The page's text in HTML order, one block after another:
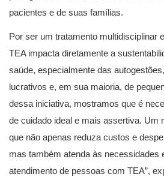
pacientes e de suas famílias.
Por ser um tratamento multidisciplinar
TEA impacta diretamente a
saúde, especialmente das
lucrativos e, em sua maioria, de
dessa iniciativa, mostramos que é
de cuidado ideal e mais assertiva. Um
que não apenas reduza custos e
mas também atenda às necessidades
atendimento de pessoas com TEA”,